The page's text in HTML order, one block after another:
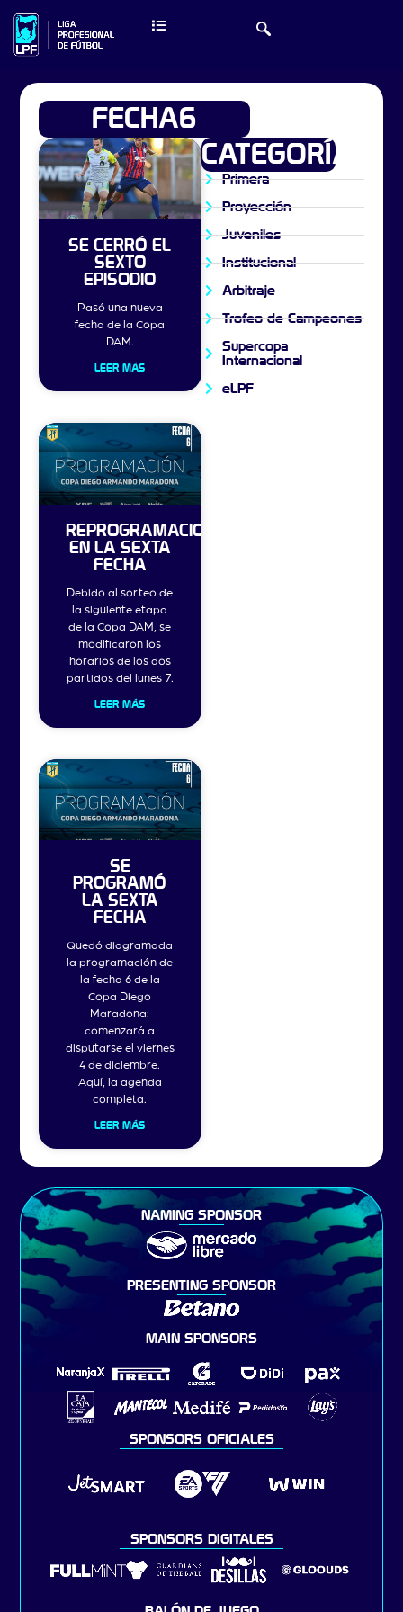
FECHA6
SE CERRÓ EL
SEXTO
EPISODIO
Pasó una nueva
fecha de la Copa
DAM.
LEER MÁS
REPROGRAMACIONES
EN LA SEXTA
FECHA
Debido al sorteo de
la siguiente etapa
de la Copa DAM, se
modificaron los
horarios de los dos
partidos del lunes 7.
LEER MÁS
SE
PROGRAMÓ
LA SEXTA
FECHA
Quedó diagramada
la programación de
la fecha 6 de la
Copa Diego
Maradona:
comenzará a
disputarse el viernes
4 de diciembre.
Aquí, la agenda
completa.
LEER MÁS
CATEGORÍAS
Primera
Proyección
Juveniles
Institucional
Arbitraje
Trofeo de Campeones
Supercopa
Internacional
eLPF
NAMING SPONSOR
PRESENTING SPONSOR
MAIN SPONSORS
SPONSORS OFICIALES
SPONSORS DIGITALES